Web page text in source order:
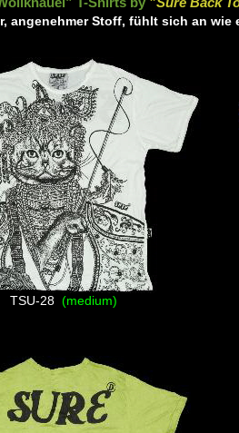
angenehmer Stoff, fühlt sich an wie
TSU-28 (medium)